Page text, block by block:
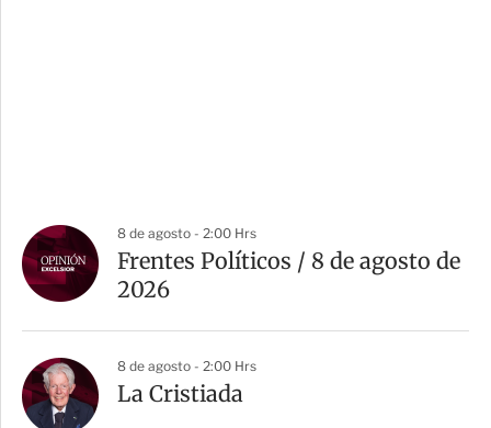
8 de agosto - 2:00 Hrs
Frentes Políticos / 8 de agosto de
2026
8 de agosto - 2:00 Hrs
La Cristiada